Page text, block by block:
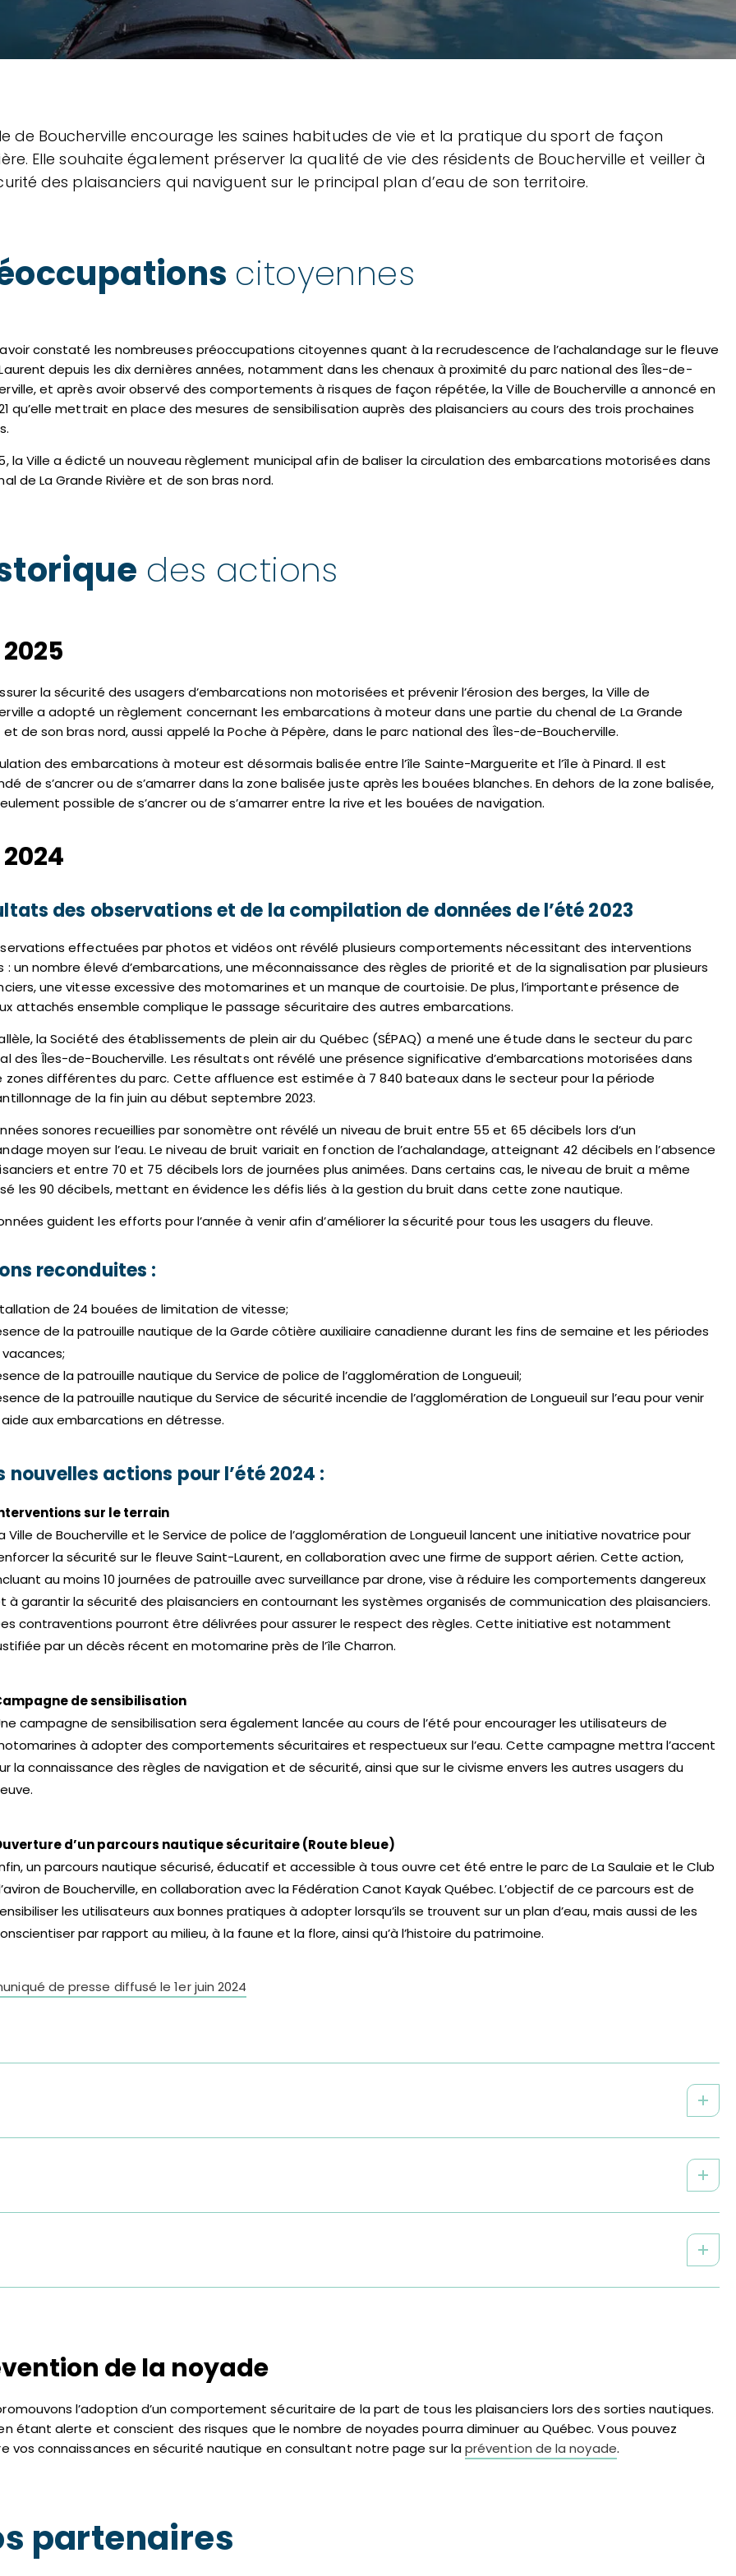
de Boucherville encourage les saines habitudes de vie et la pratique du sport de façon
Elle souhaite également préserver la qualité de vie des résidents de Boucherville et veiller à
des plaisanciers qui naviguent sur le principal plan d’eau de son territoire.
citoyennes
constaté les nombreuses préoccupations citoyennes quant à la recrudescence de l’achalandage sur le fleuve
depuis les dix dernières années, notamment dans les chenaux à proximité du parc national des Îles-de-
et après avoir observé des comportements à risques de façon répétée, la Ville de Boucherville a annoncé en
qu’elle mettrait en place des mesures de sensibilisation auprès des plaisanciers au cours des trois prochaines
la Ville a édicté un nouveau règlement municipal afin de baliser la circulation des embarcations motorisées dans
de La Grande Rivière et de son bras nord.
des actions
la sécurité des usagers d’embarcations non motorisées et prévenir l’érosion des berges, la Ville de
a adopté un règlement concernant les embarcations à moteur dans une partie du chenal de La Grande
et de son bras nord, aussi appelé la Poche à Pépère, dans le parc national des Îles-de-Boucherville.
des embarcations à moteur est désormais balisée entre l’île Sainte-Marguerite et l’île à Pinard. Il est
de s’ancrer ou de s’amarrer dans la zone balisée juste après les bouées blanches. En dehors de la zone balisée,
possible de s’ancrer ou de s’amarrer entre la rive et les bouées de navigation.
des observations et de la compilation de données de l’été 2023
effectuées par photos et vidéos ont révélé plusieurs comportements nécessitant des interventions
: un nombre élevé d’embarcations, une méconnaissance des règles de priorité et de la signalisation par plusieurs
une vitesse excessive des motomarines et un manque de courtoisie. De plus, l’importante présence de
attachés ensemble complique le passage sécuritaire des autres embarcations.
la Société des établissements de plein air du Québec (SÉPAQ) a mené une étude dans le secteur du parc
des Îles-de-Boucherville. Les résultats ont révélé une présence significative d’embarcations motorisées dans
zones différentes du parc. Cette affluence est estimée à 7 840 bateaux dans le secteur pour la période
de la fin juin au début septembre 2023.
sonores recueillies par sonomètre ont révélé un niveau de bruit entre 55 et 65 décibels lors d’un
moyen sur l’eau. Le niveau de bruit variait en fonction de l’achalandage, atteignant 42 décibels en l’absence
et entre 70 et 75 décibels lors de journées plus animées. Dans certains cas, le niveau de bruit a même
les 90 décibels, mettant en évidence les défis liés à la gestion du bruit dans cette zone nautique.
guident les efforts pour l’année à venir afin d’améliorer la sécurité pour tous les usagers du fleuve.
reconduites :
de 24 bouées de limitation de vitesse;
de la patrouille nautique de la Garde côtière auxiliaire canadienne durant les fins de semaine et les périodes
de la patrouille nautique du Service de police de l’agglomération de Longueuil;
de la patrouille nautique du Service de sécurité incendie de l’agglomération de Longueuil sur l’eau pour venir
aux embarcations en détresse.
nouvelles actions pour l’été 2024 :
sur le terrain
Ville de Boucherville et le Service de police de l’agglomération de Longueuil lancent une initiative novatrice pour
la sécurité sur le fleuve Saint-Laurent, en collaboration avec une firme de support aérien. Cette action,
au moins 10 journées de patrouille avec surveillance par drone, vise à réduire les comportements dangereux
à garantir la sécurité des plaisanciers en contournant les systèmes organisés de communication des plaisanciers.
contraventions pourront être délivrées pour assurer le respect des règles. Cette initiative est notamment
par un décès récent en motomarine près de l’île Charron.
de sensibilisation
campagne de sensibilisation sera également lancée au cours de l’été pour encourager les utilisateurs de
à adopter des comportements sécuritaires et respectueux sur l’eau. Cette campagne mettra l’accent
la connaissance des règles de navigation et de sécurité, ainsi que sur le civisme envers les autres usagers du
d’un parcours nautique sécuritaire (Route bleue)
un parcours nautique sécurisé, éducatif et accessible à tous ouvre cet été entre le parc de La Saulaie et le Club
de Boucherville, en collaboration avec la Fédération Canot Kayak Québec. L’objectif de ce parcours est de
les utilisateurs aux bonnes pratiques à adopter lorsqu’ils se trouvent sur un plan d’eau, mais aussi de les
par rapport au milieu, à la faune et la flore, ainsi qu’à l’histoire du patrimoine.
de presse diffusé le 1er juin 2024
de la noyade
l’adoption d’un comportement sécuritaire de la part de tous les plaisanciers lors des sorties nautiques.
étant alerte et conscient des risques que le nombre de noyades pourra diminuer au Québec. Vous pouvez
vos connaissances en sécurité nautique en consultant notre page sur laprévention de la noyade.
partenaires